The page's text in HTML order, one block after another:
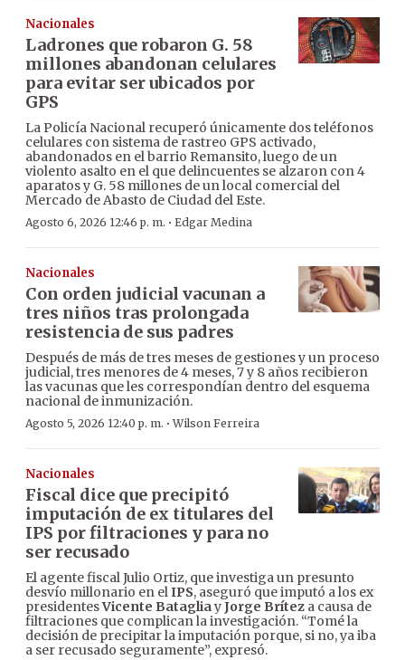
Nacionales
Ladrones que robaron G. 58
millones abandonan celulares
para evitar ser ubicados por
GPS
La Policía Nacional recuperó únicamente dos teléfonos
celulares con sistema de rastreo GPS activado,
abandonados en el barrio Remansito, luego de un
violento asalto en el que delincuentes se alzaron con 4
aparatos y G. 58 millones de un local comercial del
Mercado de Abasto de Ciudad del Este.
Agosto 6, 2026 12:46 p. m. · Edgar Medina
Nacionales
Con orden judicial vacunan a
tres niños tras prolongada
resistencia de sus padres
Después de más de tres meses de gestiones y un proceso
judicial, tres menores de 4 meses, 7 y 8 años recibieron
las vacunas que les correspondían dentro del esquema
nacional de inmunización.
Agosto 5, 2026 12:40 p. m. ·Wilson Ferreira
Nacionales
Fiscal dice que precipitó
imputación de ex titulares del
IPS por filtraciones y para no
ser recusado
El agente fiscal Julio Ortiz, que investiga un presunto
desvío millonario en elIPS, aseguró que imputó a los ex
presidentesVicente BatagliayJorge Brítez a causa de
filtraciones que complican la investigación. “Tomé la
decisión de precipitar la imputación porque, si no, ya iba
a ser recusado seguramente”, expresó.